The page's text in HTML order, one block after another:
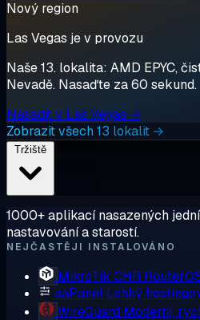
Nový region
Las Vegas je v provozu
Naše 13. lokalita: AMD EPYC,
Nevadě. Nasaďte za 60 sekund.
Nasadit v Las Vegas →
Zobrazit všech 13 lokalit →
1000+ aplikací nasazených
nastavování a starostí.
NEJČASTĚJI INSTALOVÁNO
MikroTik CHR
aaPanel Lehký
WireGuard Moderní,